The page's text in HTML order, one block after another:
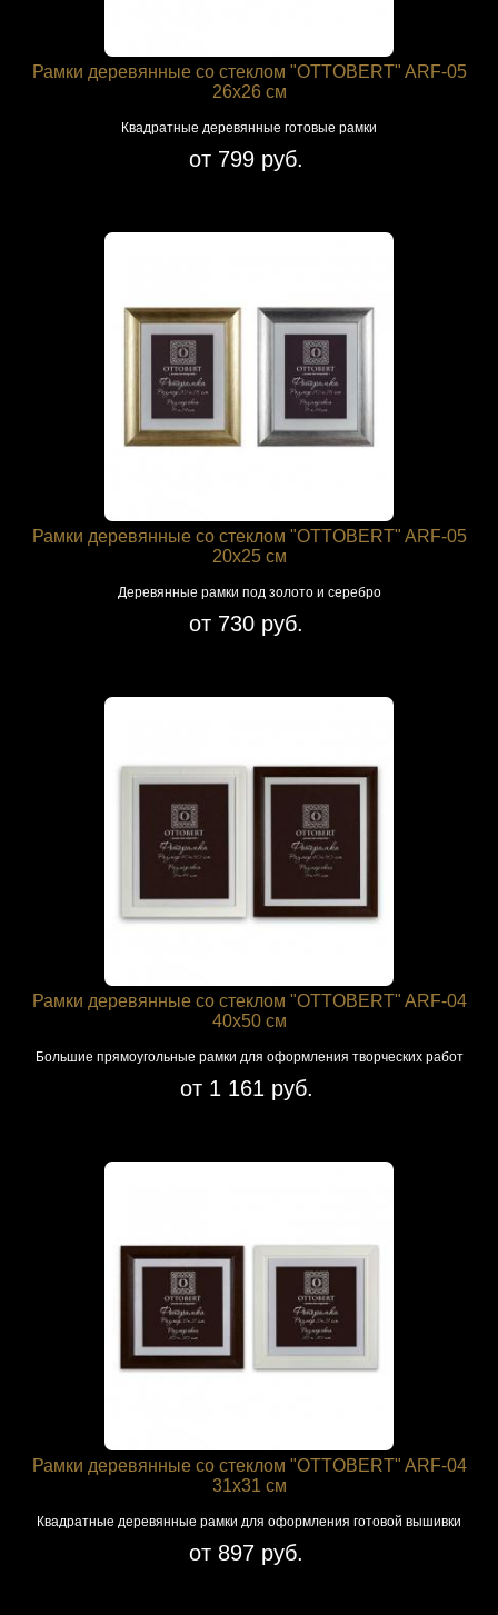
Рамки деревянные со стеклом "OTTOBERT" ARF-05
26х26 см
Квадратные деревянные готовые рамки
от 799 руб.
Рамки деревянные со стеклом "OTTOBERT" ARF-05
20х25 см
Деревянные рамки под золото и серебро
от 730 руб.
Рамки деревянные со стеклом "OTTOBERT" ARF-04
40х50 см
Большие прямоугольные рамки для оформления творческих работ
от 1 161 руб.
Рамки деревянные со стеклом "OTTOBERT" ARF-04
31х31 см
Квадратные деревянные рамки для оформления готовой вышивки
от 897 руб.